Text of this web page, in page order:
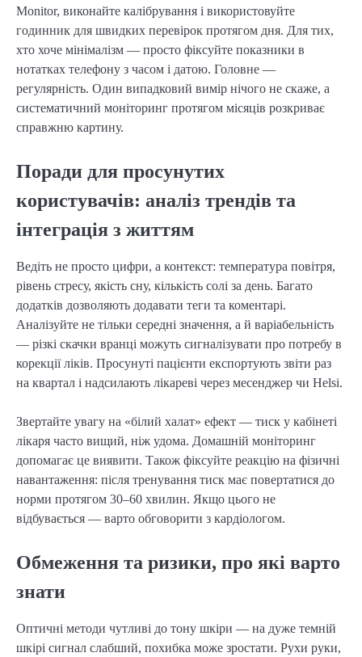
Monitor, виконайте калібрування і використовуйте
годинник для швидких перевірок протягом дня. Для тих,
хто хоче мінімалізм — просто фіксуйте показники в
нотатках телефону з часом і датою. Головне —
регулярність. Один випадковий вимір нічого не скаже, а
систематичний моніторинг протягом місяців розкриває
справжню картину.
Поради для просунутих
користувачів: аналіз трендів та
інтеграція з життям
Ведіть не просто цифри, а контекст: температура повітря,
рівень стресу, якість сну, кількість солі за день. Багато
додатків дозволяють додавати теги та коментарі.
Аналізуйте не тільки середні значення, а й варіабельність
— різкі скачки вранці можуть сигналізувати про потребу в
корекції ліків. Просунуті пацієнти експортують звіти раз
на квартал і надсилають лікареві через месенджер чи Helsi.
Звертайте увагу на «білий халат» ефект — тиск у кабінеті
лікаря часто вищий, ніж удома. Домашній моніторинг
допомагає це виявити. Також фіксуйте реакцію на фізичні
навантаження: після тренування тиск має повертатися до
норми протягом 30–60 хвилин. Якщо цього не
відбувається — варто обговорити з кардіологом.
Обмеження та ризики, про які варто
знати
Оптичні методи чутливі до тону шкіри — на дуже темній
шкірі сигнал слабший, похибка може зростати. Рухи руки,